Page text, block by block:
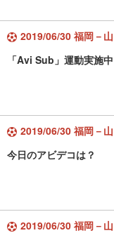
2019/06/30 福岡－
「Avi Sub」運動実施中
2019/06/30 福岡－
今日のアビデコは？
2019/06/30 福岡－